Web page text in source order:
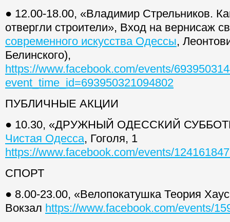
● 12.00-18.00, «Владимир Стрельников.
отвергли строители», Вход на вернисаж
современного искусства Одессы,
Белинского),
https://www.facebook.com/events/
event_time_id=693950321094802
ПУБЛИЧНЫЕ АКЦИИ
● 10.30, «ДРУЖНЫЙ ОДЕССКИЙ
Чистая Одесса, Гоголя, 1
https://www.facebook.com/events/
СПОРТ
● 8.00-23.00, «Велопокатушка Теория
Вокзал https://www.facebook.com/events/